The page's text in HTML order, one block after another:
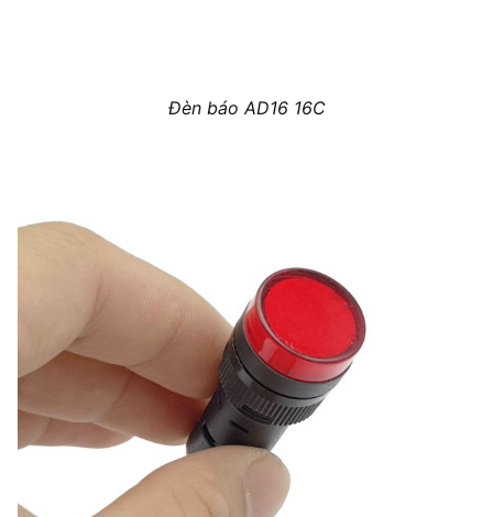
Đèn báo AD16 16C